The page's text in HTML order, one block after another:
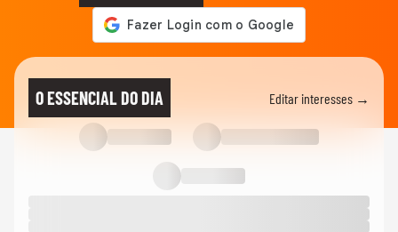
O ESSENCIAL DO DIA Editar interesses →